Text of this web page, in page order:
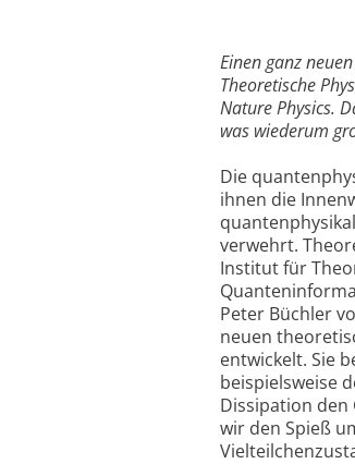
Einen ganz
Theoretische
Nature Physics.
was wiederum
Die
ihnen die
verwehrt.
Institut für
Peter Büchler
neuen
entwickelt. Sie
beispielsweise
Dissipation
wir den Spieß